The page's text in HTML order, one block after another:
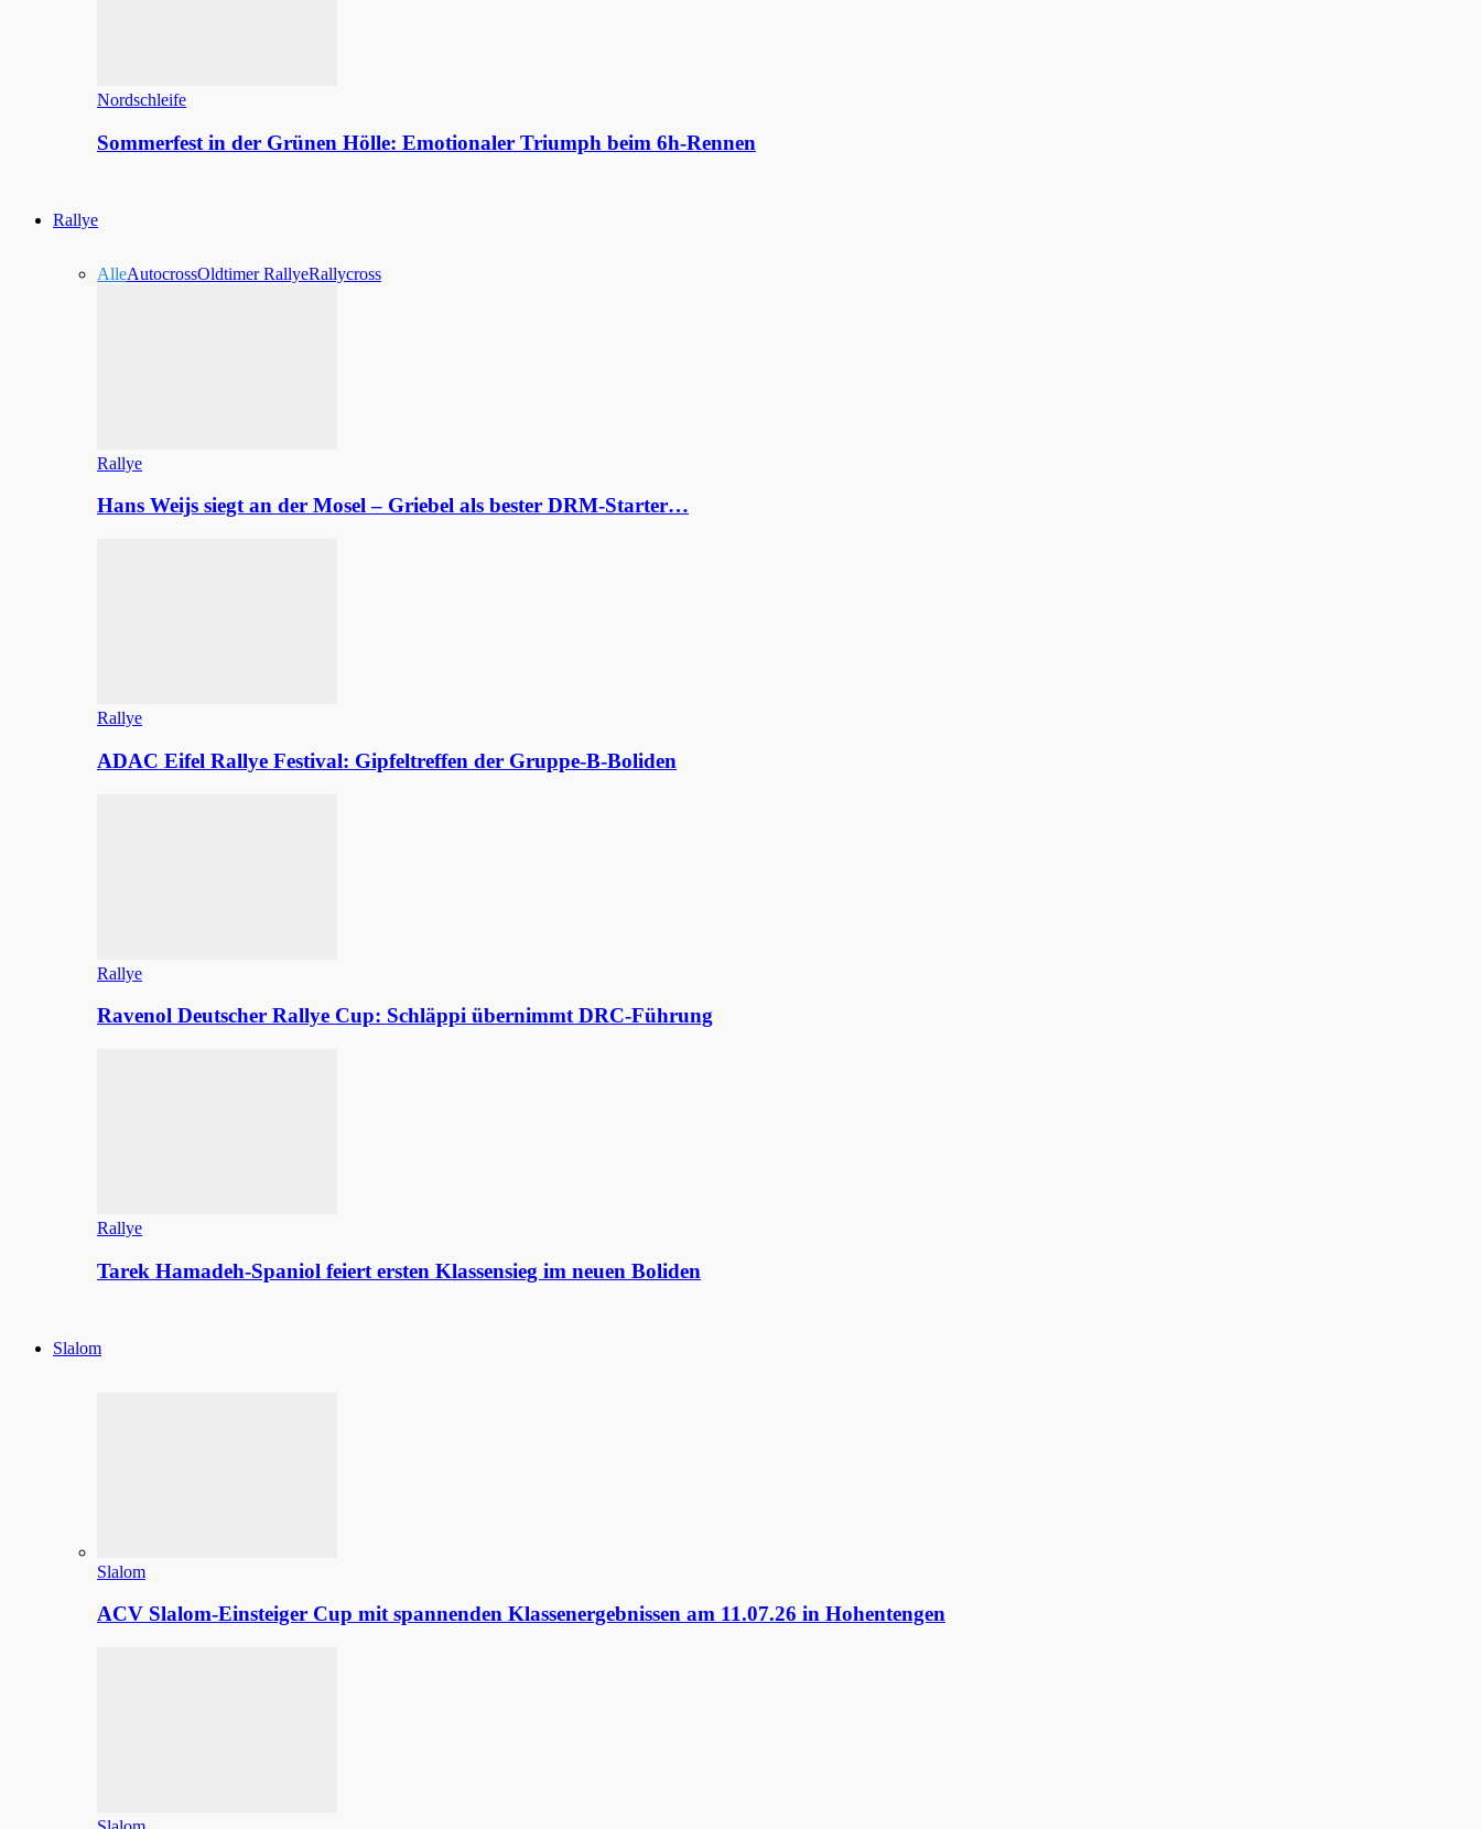
Nordschleife
Sommerfest in der Grünen Hölle: Emotionaler Triumph beim 6h-Rennen
Rallye
AlleAutocrossOldtimer RallyeRallycross
Rallye
Hans Weijs siegt an der Mosel – Griebel als bester DRM-Starter…
Rallye
ADAC Eifel Rallye Festival: Gipfeltreffen der Gruppe-B-Boliden
Rallye
Ravenol Deutscher Rallye Cup: Schläppi übernimmt DRC-Führung
Rallye
Tarek Hamadeh-Spaniol feiert ersten Klassensieg im neuen Boliden
Slalom
Slalom
ACV Slalom-Einsteiger Cup mit spannenden Klassenergebnissen am 11.07.26 in Hohentengen